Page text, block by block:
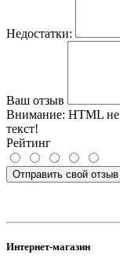
Недостатки:
Ваш отзыв
Внимание: HTML не
текст!
Рейтинг
Отправить свой отзыв
Интернет-магазин